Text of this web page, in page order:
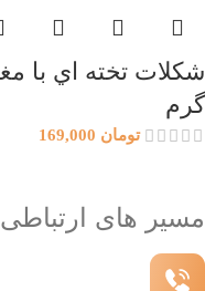
گرم
تومان
مسیر های ارتباطی